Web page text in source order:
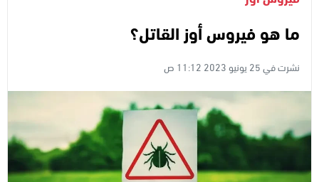
ما هو فيروس أوز القاتل؟
نشرت في 25 يونيو 2023 11:12 ص